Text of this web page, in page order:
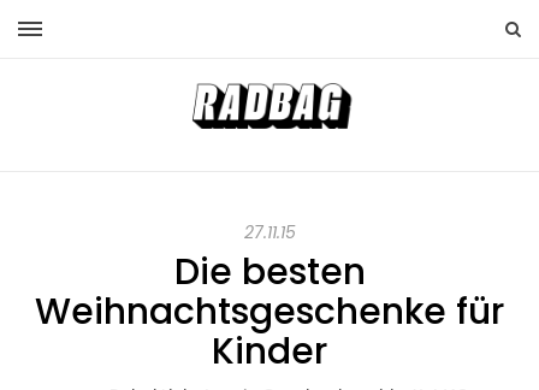
27.11.15
Die besten
Weihnachtsgeschenke für
Kinder